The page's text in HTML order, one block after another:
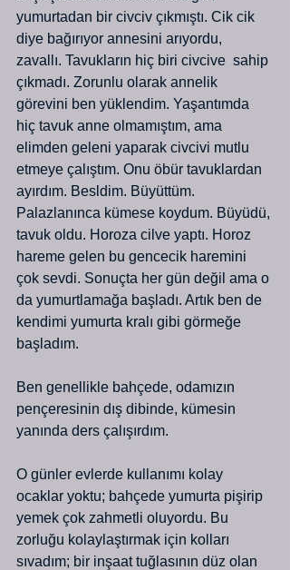
yumurtadan bir civciv çıkmıştı. Cik cik
diye bağırıyor annesini arıyordu,
zavallı. Tavukların hiç biri civcive  sahip
çıkmadı. Zorunlu olarak annelik
görevini ben yüklendim. Yaşantımda
hiç tavuk anne olmamıştım, ama
elimden geleni yaparak civcivi mutlu
etmeye çalıştım. Onu öbür tavuklardan
ayırdım. Besldim. Büyüttüm.
Palazlanınca kümese koydum. Büyüdü,
tavuk oldu. Horoza cilve yaptı. Horoz
hareme gelen bu gencecik haremini
çok sevdi. Sonuçta her gün değil ama o
da yumurtlamağa başladı. Artık ben de
kendimi yumurta kralı gibi görmeğe
başladım.
Ben genellikle bahçede, odamızın
pençeresinin dış dibinde, kümesin
yanında ders çalışırdım.
O günler evlerde kullanımı kolay
ocaklar yoktu; bahçede yumurta pişirip
yemek çok zahmetli oluyordu. Bu
zorluğu kolaylaştırmak için kolları
sıvadım; bir inşaat tuğlasının düz olan